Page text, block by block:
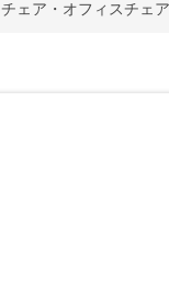
チェア・オフィスチェア